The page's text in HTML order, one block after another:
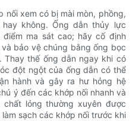
nối xem có bị mài mòn, phồng,
không. Ống dẫn thủy lực
ma sát cao; hãy cố định
bảo vệ chúng bằng ống bọc
Thay thế ống dẫn ngay khi có
đột ngột của ống dẫn có thể
hành và gây ra hư hỏng hệ
ý đến các khớp nối nhanh và
lỏng thường xuyên được
sạch các khớp nối trước khi